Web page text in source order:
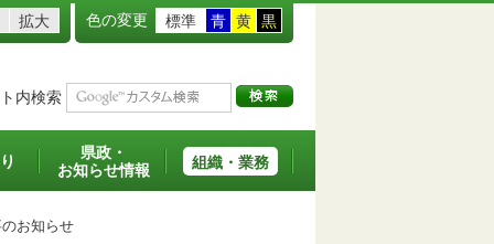
拡大 色の変更 標準 青 黄 黒
内検索
県政・
お知らせ情報
組織・業務
お知らせ